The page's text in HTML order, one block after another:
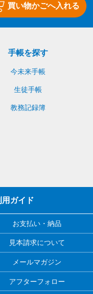
買い物かごへ入れる
手帳を探す
今未来手帳
生徒手帳
教務記録簿
ガイド
お支払い・納品
見本請求について
メールマガジン
アフターフォロー